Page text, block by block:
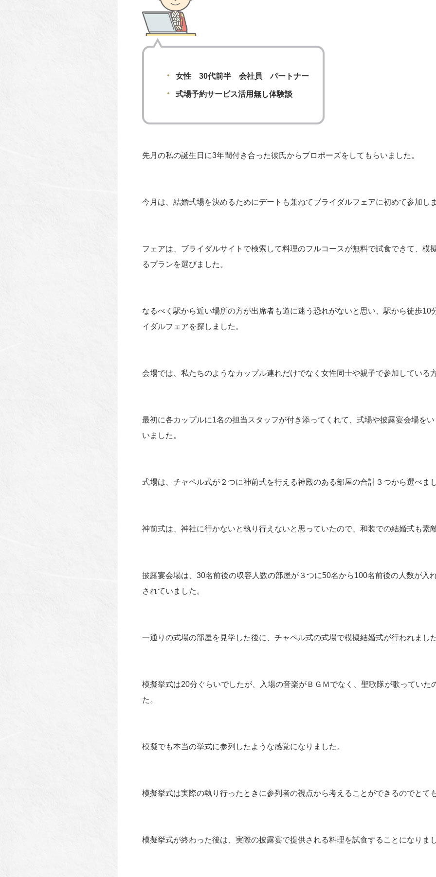
女性 30代前半 会社員 パートナー
式場予約サービス活用無し体験談
先月の私の誕生日に3年間付き合った彼氏からプロポーズをしてもらいました。
今月は、結婚式場を決めるためにデートも兼ねてブライダルフェアに初めて参加し
フェアは、ブライダルサイトで検索して料理のフルコースが無料で試食できて、模
るプランを選びました。
なるべく駅から近い場所の方が出席者も道に迷う恐れがないと思い、駅から徒歩10
イダルフェアを探しました。
会場では、私たちのようなカップル連れだけでなく女性同士や親子で参加している
最初に各カップルに1名の担当スタッフが付き添ってくれて、式場や披露宴会場を
いました。
式場は、チャペル式が２つに神前式を行える神殿のある部屋の合計３つから選べま
神前式は、神社に行かないと執り行えないと思っていたので、和装での結婚式も素
披露宴会場は、30名前後の収容人数の部屋が３つに50名から100名前後の人数が入
されていました。
一通りの式場の部屋を見学した後に、チャペル式の式場で模擬結婚式が行われまし
模擬挙式は20分ぐらいでしたが、入場の音楽がＢＧＭでなく、聖歌隊が歌っていた
た。
模擬でも本当の挙式に参列したような感覚になりました。
模擬挙式は実際の執り行ったときに参列者の視点から考えることができるのでとて
模擬挙式が終わった後は、実際の披露宴で提供される料理を試食することになりま